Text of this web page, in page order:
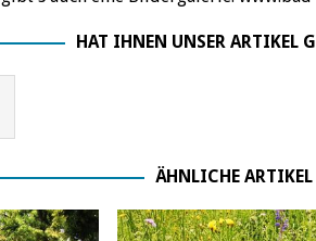
HAT IHNEN UNSER ARTIKEL
ÄHNLICHE ARTIKEL